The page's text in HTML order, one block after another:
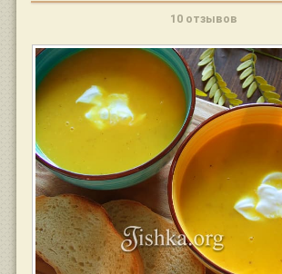
10 отзывов